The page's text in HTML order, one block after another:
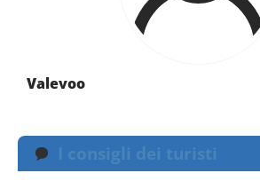
Valevoo
I consigli dei turisti